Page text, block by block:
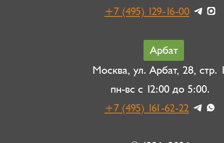
+7 (495) 129-16-00
Арбат
Москва, ул. Арбат, 28, стр.
пн-вс с 12:00 до 5:00.
+7 (495) 161-62-22